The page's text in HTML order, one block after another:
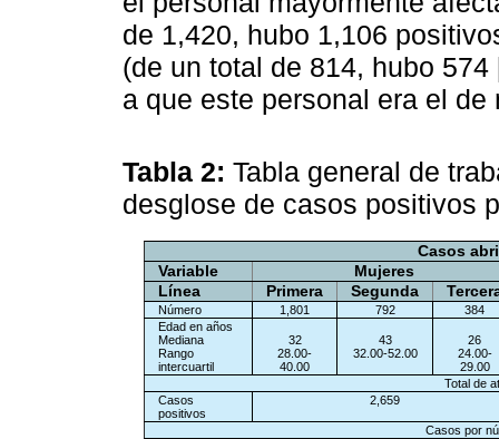
de 1,420, hubo 1,106
(de un total de 814, hubo
a que este personal era el de
Tabla 2: Tabla general de
desglose de casos positivos
Casos
Variable
Mujeres
Línea
Primera Segunda
Número 1,801 792
384
Edad en años
Mediana
Rango
intercuartil
32
28.00-
40.00
43
32.00-52.00
26
24.00-
29.00
Total de
Casos
positivos
2,659
Casos por